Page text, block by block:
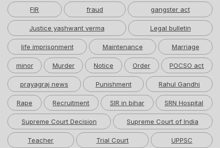
FIR fraud gangster act
Justice yashwant verma Legal bulletin
life imprisonment Maintenance Marriage
minor Murder Notice Order POCSO act
prayagraj news Punishment Rahul Gandhi
Rape Recruitment SIR in bihar SRN Hospital
Supreme Court Decision Supreme Court of India
Teacher Trial Court UPPSC